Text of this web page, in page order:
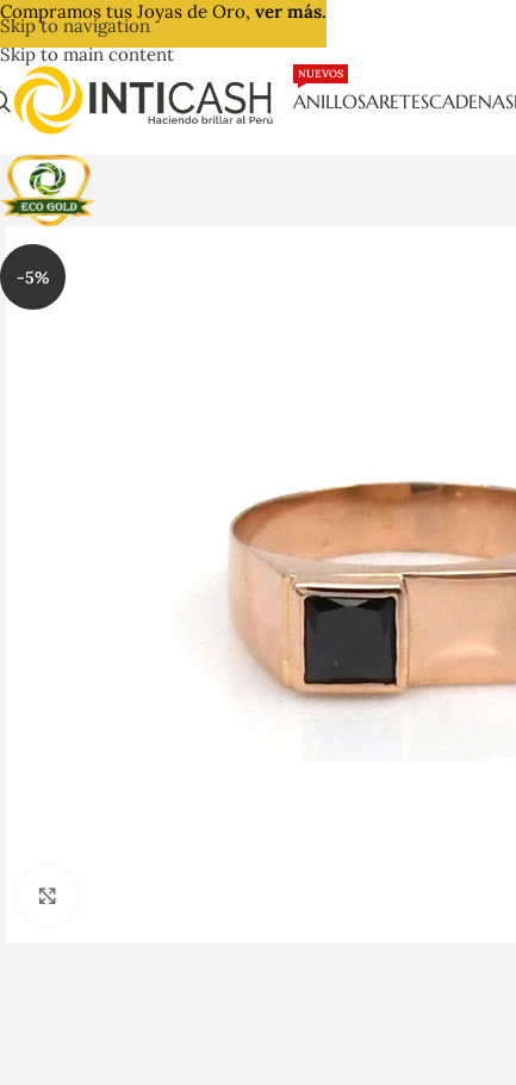
Skip to navigation
Skip to main content
ANILLOS
NUEVOS
ARETESCADENAS
-5%
Compramos tus Joyas de Oro, ver más.